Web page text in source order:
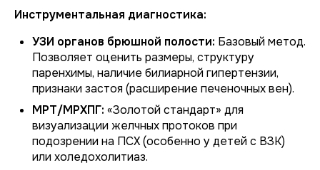
Инструментальная диагностика:
УЗИ органов брюшной полости: Базовый метод.
Позволяет оценить размеры, структуру
паренхимы, наличие билиарной гипертензии,
признаки застоя (расширение печеночных вен).
МРТ/МРХПГ: «Золотой стандарт» для
визуализации желчных протоков при
подозрении на ПСХ (особенно у детей с ВЗК)
или холедохолитиаз.